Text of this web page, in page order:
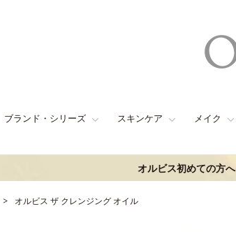
ブランド・シリーズ スキンケア メイク
オルビス初めての方へ
オルビス ザ クレンジング オイル